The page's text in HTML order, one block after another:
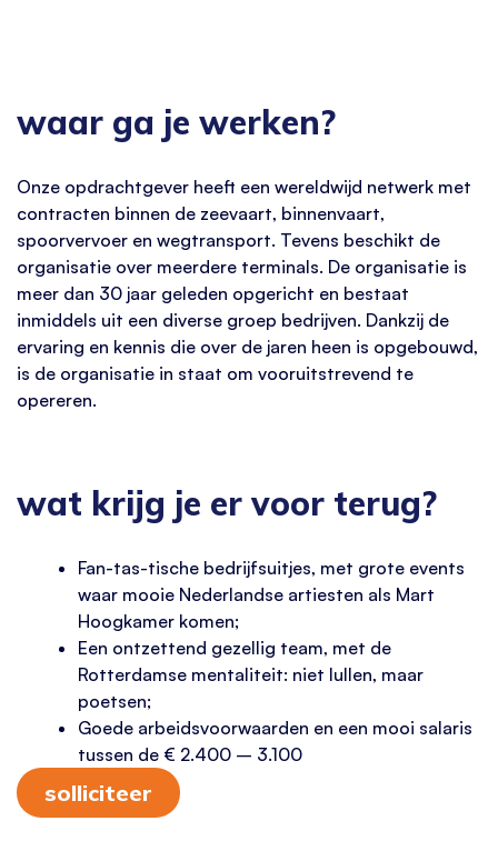
waar ga je werken?
Onze opdrachtgever heeft een wereldwijd netwerk met
contracten binnen de zeevaart, binnenvaart,
spoorvervoer en wegtransport. Tevens beschikt de
organisatie over meerdere terminals. De organisatie is
meer dan 30 jaar geleden opgericht en bestaat
inmiddels uit een diverse groep bedrijven. Dankzij de
ervaring en kennis die over de jaren heen is opgebouwd,
is de organisatie in staat om vooruitstrevend te
opereren.
wat krijg je er voor terug?
Fan-tas-tische bedrijfsuitjes, met grote events
waar mooie Nederlandse artiesten als Mart
Hoogkamer komen;
Een ontzettend gezellig team, met de
Rotterdamse mentaliteit: niet lullen, maar
poetsen;
Goede arbeidsvoorwaarden en een mooi salaris
tussen de € 2.400 – 3.100
solliciteer